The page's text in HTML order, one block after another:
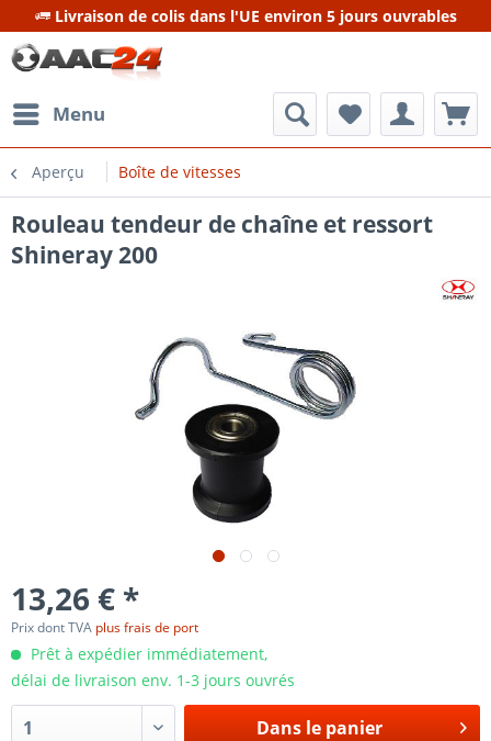
Livraison de colis dans l'UE environ 5 jours ouvrables
Menu
Aperçu Boîte de vitesses
Rouleau tendeur de chaîne et ressort
Shineray 200
13,26 € *
Prix dont TVA plus frais de port
Prêt à expédier immédiatement,
délai de livraison env. 1-3 jours ouvrés
Dans le panier